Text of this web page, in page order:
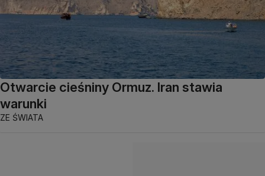
Otwarcie cieśniny Ormuz. Iran stawia
warunki
ZE ŚWIATA